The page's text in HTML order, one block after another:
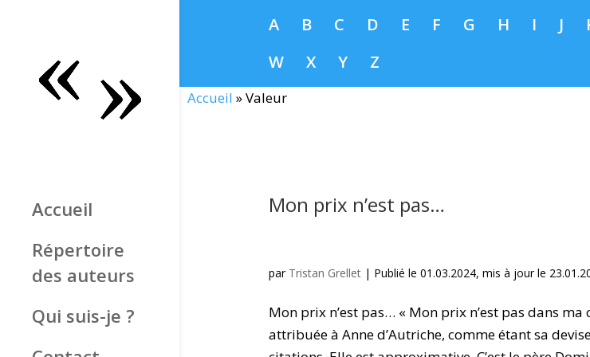
A B C D E F G H I J
W
X Y Z
Accueil
Répertoire
des auteurs
Qui suis-je ?
Accueil »Valeur
Mon prix n’est pas…
par Tristan Grellet| Publié le 01.03.2024, mis à jour le
Mon prix n’est pas… « Mon prix n’est pas dans ma
attribuée à Anne d’Autriche, comme étant sa